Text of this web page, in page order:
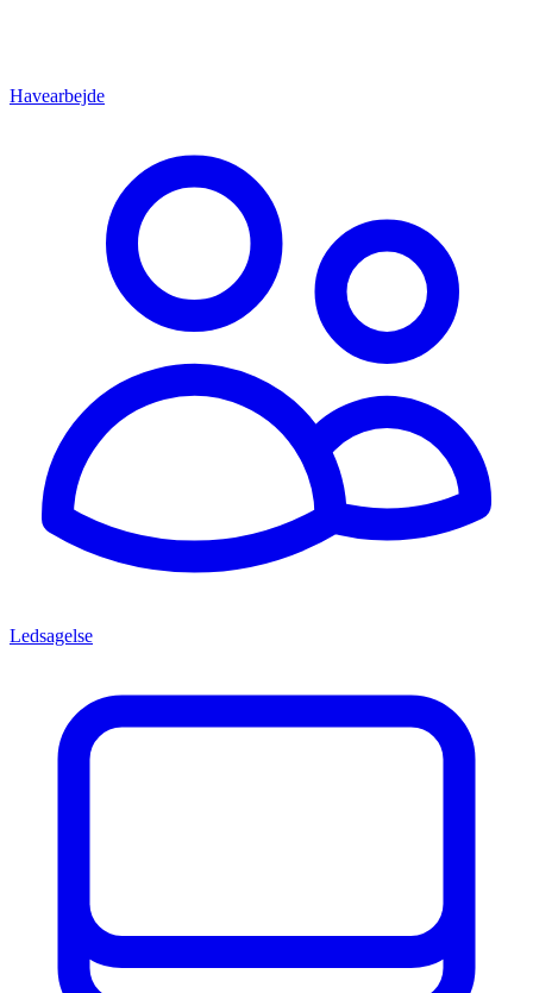
Havearbejde
Ledsagelse